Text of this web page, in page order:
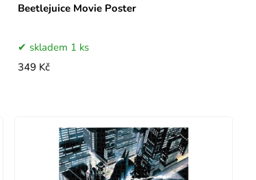
Beetlejuice Movie Poster
skladem 1 ks
349 Kč